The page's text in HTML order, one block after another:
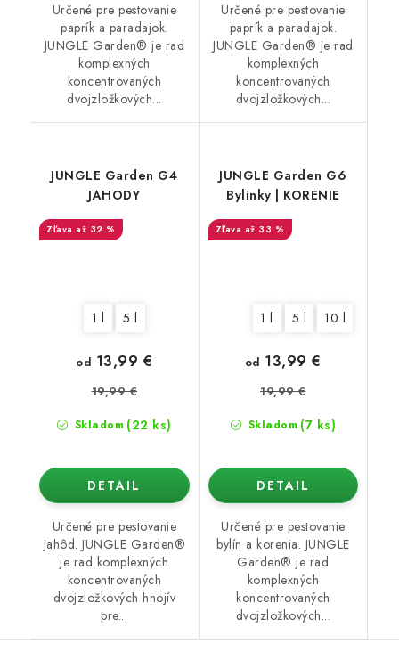
Určené pre pestovanie
paprík a paradajok.
JUNGLE Garden® je rad
komplexných
koncentrovaných
dvojzložkových...
Určené pre pestovanie
paprík a paradajok.
JUNGLE Garden® je rad
komplexných
koncentrovaných
dvojzložkových...
JUNGLE Garden G4
JAHODY
až 32 %
1 l 5 l
Skladom (22 ks)
od 13,99 €
19,99 €
DETAIL
Určené pre pestovanie
jahôd. JUNGLE Garden®
je rad komplexných
koncentrovaných
dvojzložkových hnojív
pre...
JUNGLE Garden G6
Bylinky | KORENIE
až 33 %
1 l 5 l 10 l
Skladom (7 ks)
od 13,99 €
19,99 €
DETAIL
Určené pre pestovanie
bylín a korenia. JUNGLE
Garden® je rad
komplexných
koncentrovaných
dvojzložkových...